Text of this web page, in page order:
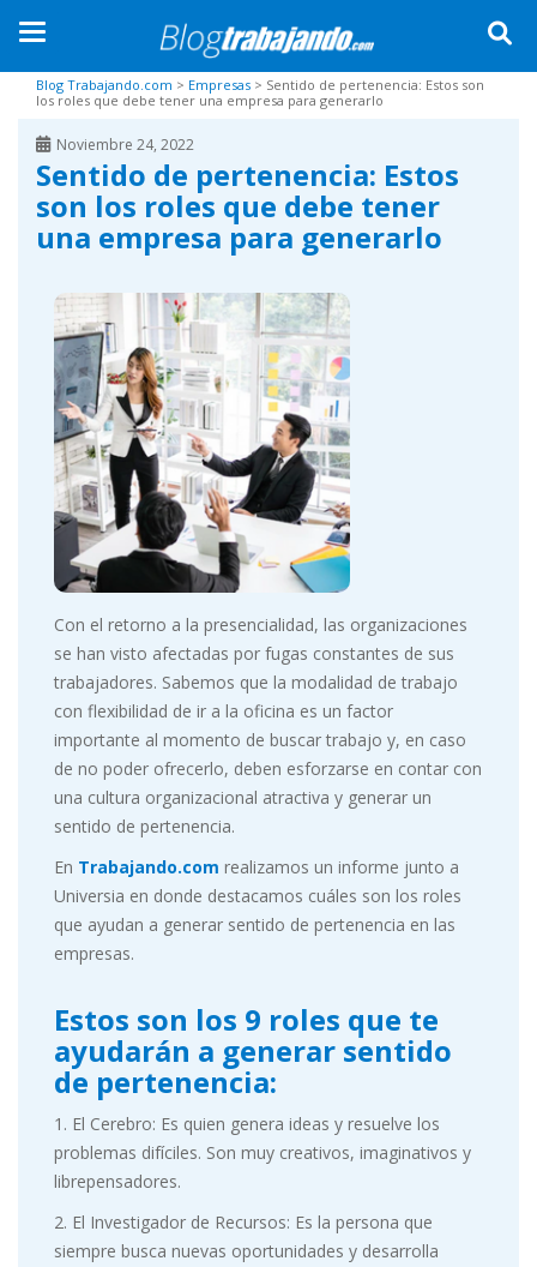
Skip to main content
TOGGLE NAVIGATION
Blog Trabajando.com > Empresas > Sentido de pertenencia: Estos son
los roles que debe tener una empresa para generarlo
Noviembre 24, 2022
Sentido de pertenencia: Estos
son los roles que debe tener
una empresa para generarlo
Con el retorno a la presencialidad, las organizaciones
se han visto afectadas por fugas constantes de sus
trabajadores. Sabemos que la modalidad de trabajo
con flexibilidad de ir a la oficina es un factor
importante al momento de buscar trabajo y, en caso
de no poder ofrecerlo, deben esforzarse en contar con
una cultura organizacional atractiva y generar un
sentido de pertenencia.
En Trabajando.com realizamos un informe junto a
Universia en donde destacamos cuáles son los roles
que ayudan a generar sentido de pertenencia en las
empresas.
Estos son los 9 roles que te
ayudarán a generar sentido
de pertenencia:
1. El Cerebro: Es quien genera ideas y resuelve los
problemas difíciles. Son muy creativos, imaginativos y
librepensadores.
2. El Investigador de Recursos: Es la persona que
siempre busca nuevas oportunidades y desarrolla